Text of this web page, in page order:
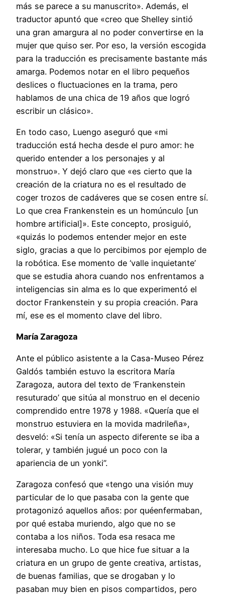
más se parece a su manuscrito». Además, el
traductor apuntó que «creo que Shelley sintió
una gran amargura al no poder convertirse en la
mujer que quiso ser. Por eso, la versión escogida
para la traducción es precisamente bastante más
amarga. Podemos notar en el libro pequeños
deslices o fluctuaciones en la trama, pero
hablamos de una chica de 19 años que logró
escribir un clásico».
En todo caso, Luengo aseguró que «mi
traducción está hecha desde el puro amor: he
querido entender a los personajes y al
monstruo». Y dejó claro que «es cierto que la
creación de la criatura no es el resultado de
coger trozos de cadáveres que se cosen entre sí.
Lo que crea Frankenstein es un homúnculo [un
hombre artificial]». Este concepto, prosiguió,
«quizás lo podemos entender mejor en este
siglo, gracias a que lo percibimos por ejemplo de
la robótica. Ese momento de ‘valle inquietante’
que se estudia ahora cuando nos enfrentamos a
inteligencias sin alma es lo que experimentó el
doctor Frankenstein y su propia creación. Para
mí, ese es el momento clave del libro.
María Zaragoza
Ante el público asistente a la Casa-Museo Pérez
Galdós también estuvo la escritora María
Zaragoza, autora del texto de ‘Frankenstein
resuturado’ que sitúa al monstruo en el decenio
comprendido entre 1978 y 1988. «Quería que el
monstruo estuviera en la movida madrileña»,
desveló: «Si tenía un aspecto diferente se iba a
tolerar, y también jugué un poco con la
apariencia de un yonki”.
Zaragoza confesó que «tengo una visión muy
particular de lo que pasaba con la gente que
protagonizó aquellos años: por quéenfermaban,
por qué estaba muriendo, algo que no se
contaba a los niños. Toda esa resaca me
interesaba mucho. Lo que hice fue situar a la
criatura en un grupo de gente creativa, artistas,
de buenas familias, que se drogaban y lo
pasaban muy bien en pisos compartidos, pero